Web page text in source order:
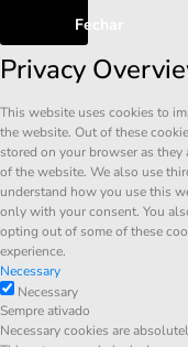
Fechar
Privacy
This website uses cookies to
the website. Out of these
stored on your browser as
of the website. We also use
understand how you use this
only with your consent. You
opting out of some of these
experience.
Necessary
Necessary
Sempre ativado
Necessary cookies are